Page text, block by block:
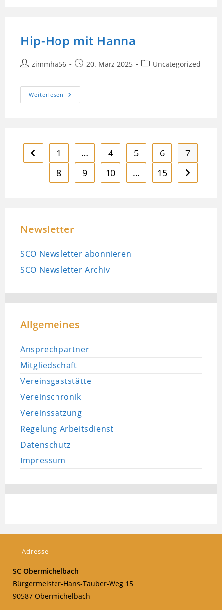
Hip-Hop mit Hanna
Beitrags-
zimmha56
Beitrag20. März 2025
Beitrags-
Uncategorized
Weiterlesen Hip-
Hop
Zur vorherigen Seite
1 … 4 5 6
7
8
9 10 … 15 Zur
Newsletter
SCO Newsletter abonnieren
SCO Newsletter Archiv
Allgemeines
Ansprechpartner
Mitgliedschaft
Vereinsgaststätte
Vereinschronik
Vereinssatzung
Regelung Arbeitsdienst
Datenschutz
Impressum
Adresse
SC Obermichelbach
Bürgermeister-Hans-Tauber-Weg 15
90587 Obermichelbach